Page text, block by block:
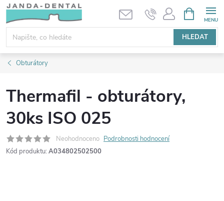
Přejít
obsah
HLEDAT
NÁKUPNÍ
KOŠÍK
Obturátory
Thermafil - obturátory,
30ks ISO 025
Neohodnoceno Podrobnosti hodnocení
Kód produktu: A034802502500